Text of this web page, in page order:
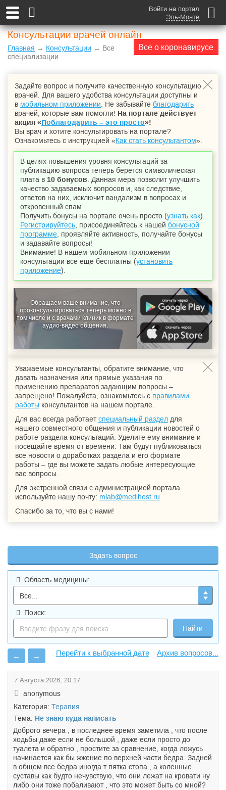
Войти на портал
Эль-Монте
Консультации врачей онлайн
Все о коронавирусе
Главная → Консультации → Все
специализации
Задайте вопрос и получите качественную консультацию
врачей. Для вашего удобства консультации доступны и
в мобильном приложении . Не забывайте благодарить
врачей, которые вам помогли! На портале действует
акция «Поблагодарить – это просто»!
Вы врач и хотите консультировать на портале?
Ознакомьтесь с инструкцией «Как стать консультантом».
В целях повышения уровня консультаций за
публикацию вопроса теперь берется символическая
плата в 10 бонусов . Данная мера позволит улучшить
качество задаваемых вопросов и, как следствие,
ответов на них, исключит вандализм в вопросах и
откровенный спам.
Получить бонусы на портале очень просто (узнать как).
Регистрируйтесь , присоединяйтесь к нашей бонусной
программе , проявляйте активность, получайте бонусы
и задавайте вопросы!
Внимание! В нашем мобильном приложении
консультации все еще бесплатны (установить
приложение).
Обращаем ваше внимание, что
проконсультироваться теперь можно в
том числе и с врачами клиник в формате
аудио-видео общения.
Уважаемые консультанты, обратите внимание, что
давать назначения или прямые указания по
применению препаратов задающим вопросы –
запрещено! Пожалуйста, ознакомьтесь с правилами
работы консультантов на нашем портале.
Для вас всегда работаетспециальный раздел для
нашего совместного общения и публикации новостей о
работе раздела консультаций. Уделите ему внимание и
посещайте время от времени. Там будут публиковаться
все новости о доработках раздела и его формате
работы – где вы можете задать любые интересующие
вас вопросы.
Для экстренной связи с администрацией портала
используйте нашу почту: mlab@medihost.ru
Спасибо за то, что вы с нами!
Задать вопрос
Область медицины:
Поиск:
← → Архив вопросов...
7 Августа 2026, 20:17
anonymous
Категория: Терапия
Тема: Не знаю куда написать
Доброго вечера , в последнее время заметила , что после
ходьбы даже если не большой , даже если просто до
туалета и обратно , простите за сравнение, когда ложусь
начинается как бы жжение по верхней части бедра. Задней
в общем все бедра иногда т пятка стопа , а коленные
суставы как будто нечувствую, что они лежат на кровати ну
либо они тоже побаливают , что это может быть со мной?